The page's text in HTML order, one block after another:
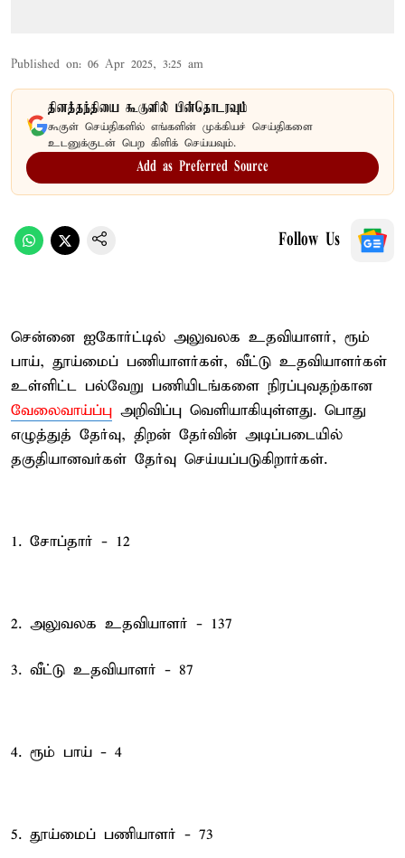
Published on: 06 Apr 2025, 3:25 am
தினத்தந்தியை கூகுளில் பின்தொடரவும்
கூகுள் செய்திகளில் எங்களின் முக்கியச் செய்திகளை
உடனுக்குடன் பெற கிளிக் செய்யவும்.
Add as Preferred Source
Follow Us
சென்னை ஐகோர்ட்டில் அலுவலக உதவியாளர், ரூம்
பாய், தூய்மைப் பணியாளர்கள், வீட்டு உதவியாளர்கள்
உள்ளிட்ட பல்வேறு பணியிடங்களை நிரப்புவதற்கான
வேலைவாய்ப்பு அறிவிப்பு வெளியாகியுள்ளது. பொது
எழுத்துத் தேர்வு, திறன் தேர்வின் அடிப்படையில்
தகுதியானவர்கள் தேர்வு செய்யப்படுகிறார்கள்.
1. சோப்தார் - 12
2. அலுவலக உதவியாளர் - 137
3. வீட்டு உதவியாளர் - 87
4. ரூம் பாய் - 4
5. தூய்மைப் பணியாளர் - 73